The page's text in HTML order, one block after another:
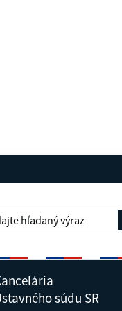
hľadaný výraz
súdu SR